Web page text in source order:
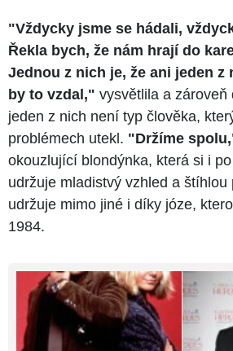
"Vždycky jsme se hádali,
Řekla bych, že nám hrají do
Jednou z nich je, že ani jeden z
by to vzdal," vysvětlila a zároveň
jeden z nich není typ člověka,
problémech utekl. "Držíme
okouzlující blondýnka, která si i
udržuje mladistvý vzhled a štíhlou
udržuje mimo jiné i díky józe,
1984.